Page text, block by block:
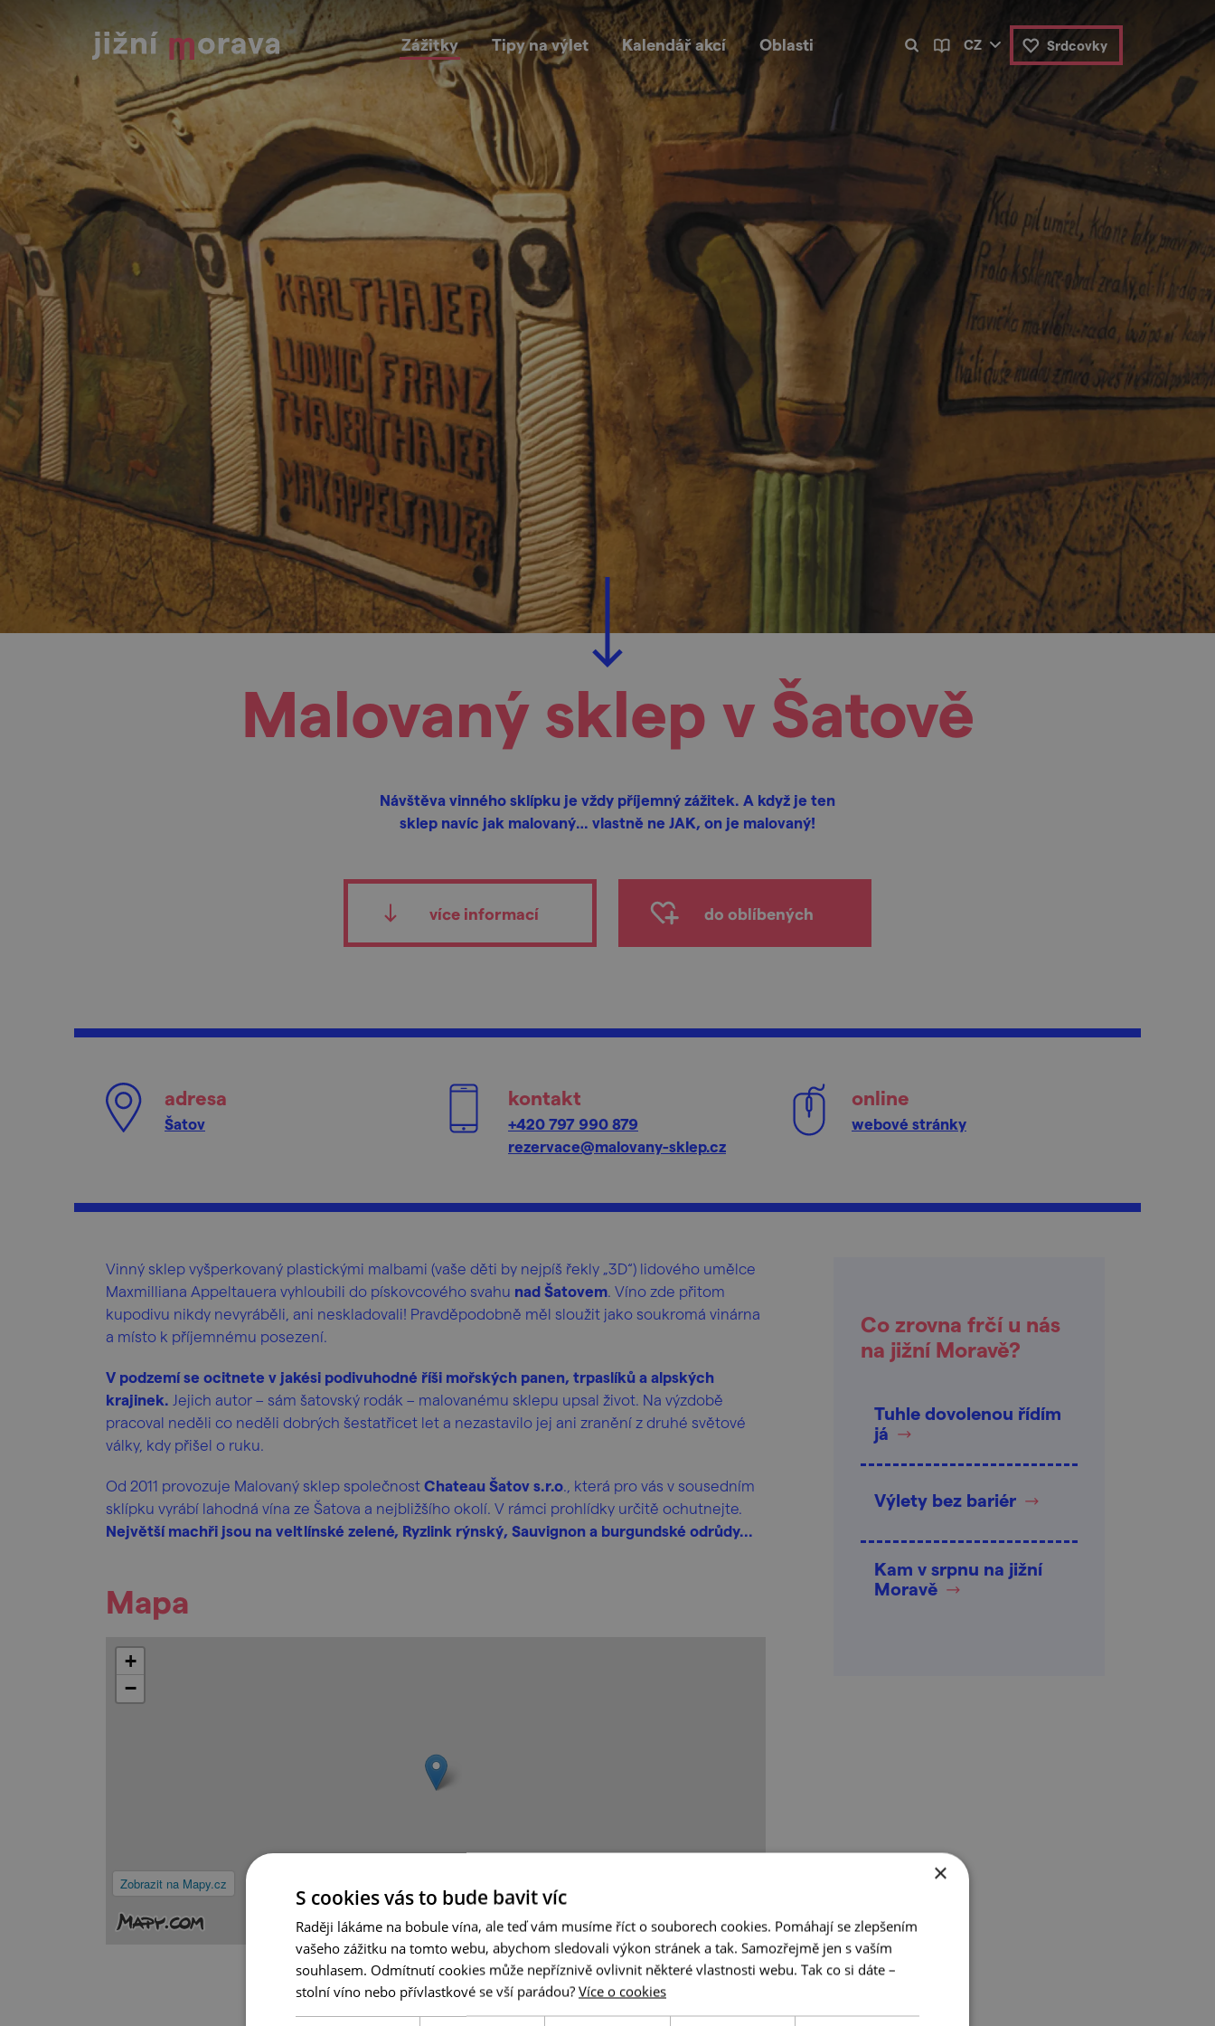
Zážitky Tipy na výlet Kalendář akcí Oblasti CZ Srdcovky
Malovaný sklep v Šatově
Návštěva vinného sklípku je vždy příjemný zážitek. A když je ten
sklep navíc jak malovaný… vlastně ne JAK, on je malovaný!
více informací do oblíbených
adresa
Šatov
kontakt
+420 797 990 879
rezervace@malovany-sklep.cz
online
webové stránky
Vinný sklep vyšperkovaný plastickými malbami (vaše děti by nejpíš řekly „3D“) lidového umělce
Maxmilliana Appeltauera vyhloubili do pískovcového svahu nad Šatovem. Víno zde přitom
kupodivu nikdy nevyráběli, ani neskladovali! Pravděpodobně měl sloužit jako soukromá vinárna
a místo k příjemnému posezení.
V podzemí se ocitnete v jakési podivuhodné říši mořských panen, trpaslíků a alpských
krajinek. Jejich autor – sám šatovský rodák – malovanému sklepu upsal život. Na výzdobě
pracoval neděli co neděli dobrých šestatřicet let a nezastavilo jej ani zranění z druhé světové
války, kdy přišel o ruku.
Od 2011 provozuje Malovaný sklep společnost Chateau Šatov s.r.o., která pro vás v sousedním
sklípku vyrábí lahodná vína ze Šatova a nejbližšího okolí. V rámci prohlídky určitě ochutnejte.
Největší machři jsou na veltlínské zelené, Ryzlink rýnský, Sauvignon a burgundské odrůdy...
Mapa
Zobrazit na Mapy.cz
+
−
Leaflet © Seznam.cz a.s. a další
Co zrovna frčí u nás
na jižní Moravě?
Tuhle dovolenou řídím
já
Výlety bez bariér
Kam v srpnu na jižní
Moravě
×
S cookies vás to bude bavit víc
Raději lákáme na bobule vína, ale teď vám musíme říct o souborech cookies. Pomáhají se zlepšením
vašeho zážitku na tomto webu, abychom sledovali výkon stránek a tak. Samozřejmě jen s vaším
souhlasem. Odmítnutí cookies může nepříznivě ovlivnit některé vlastnosti webu. Tak co si dáte –
stolní víno nebo přívlastkové se vší parádou? Více o cookies